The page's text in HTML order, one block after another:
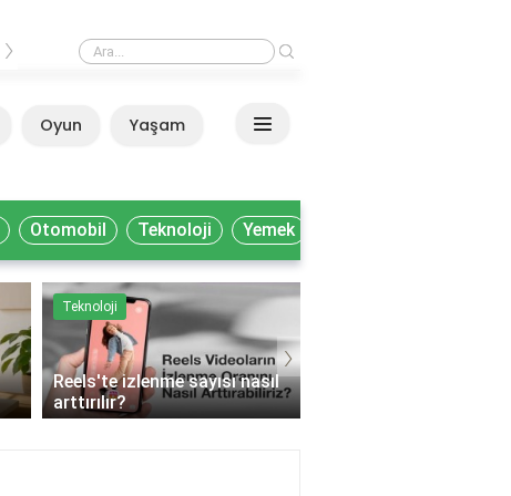
Milli Kütüphane'de akademisyenler nasıl yararlanır?
›
Oyun Yaşam
Otomobil Teknoloji Yemek
Teknoloji
Reels'te izlenme sayısı nasıl
arttırılır?
›